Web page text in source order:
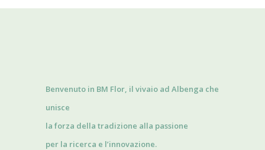
Benvenuto in BM Flor, il vivaio ad Albenga che
unisce
la forza della tradizione alla passione
per la ricerca e l’innovazione.